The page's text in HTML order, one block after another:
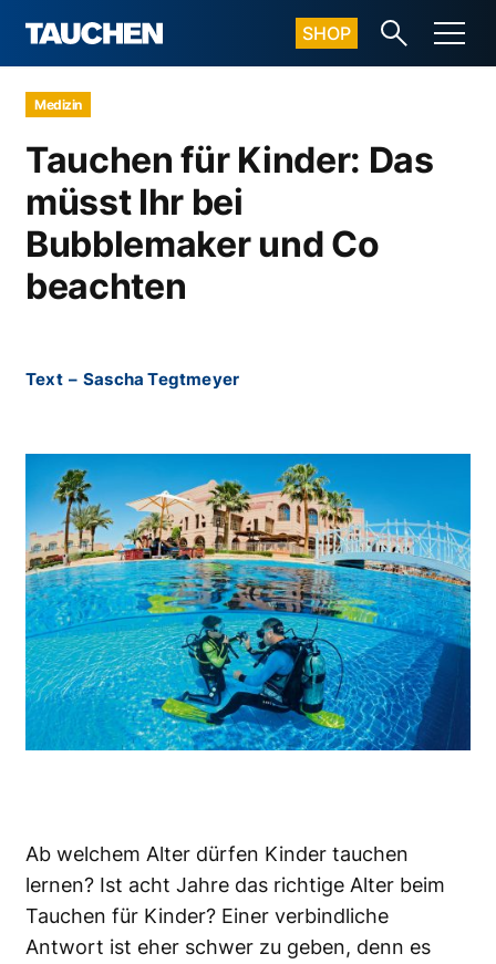
SHOP
Medizin
Tauchen für Kinder: Das
müsst Ihr bei
Bubblemaker und Co
beachten
Text – Sascha Tegtmeyer
Ab welchem Alter dürfen Kinder tauchen
lernen? Ist acht Jahre das richtige Alter beim
Tauchen für Kinder? Einer verbindliche
Antwort ist eher schwer zu geben, denn es